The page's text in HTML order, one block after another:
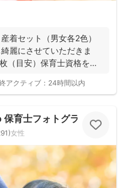
着セット（男女各2色）
麗にさせていただきま
（目安）保育士資格を持
アクティブ： 24時間以内
育士フォトグラファー
)女性